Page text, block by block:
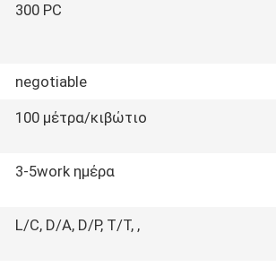
300 PC
negotiable
100 μέτρα/κιβώτιο
3-5work ημέρα
L/C, D/A, D/P, T/T, ,